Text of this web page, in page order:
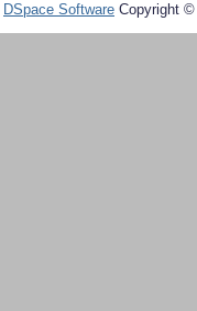
DSpace Software Copyright ©